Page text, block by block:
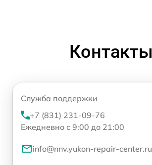
Контакты
Служба поддержки
+7 (831) 231-09-76
Ежедневно с 9:00 до 21:00
info@nnv.yukon-repair-center.ru